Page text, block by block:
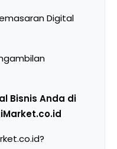
Digital
Bisnis Anda di